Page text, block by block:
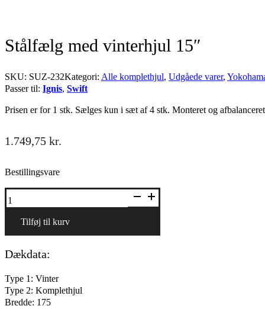
Stålfælg med vinterhjul 15″
SKU: SUZ-232Kategori: Alle komplethjul, Udgåede varer,
Passer til: Ignis, Swift
Prisen er for 1 stk. Sælges kun i sæt af 4 stk. Monteret og
1.749,75 kr.
Bestillingsvare
med
Tilføj til kurv
Dækdata:
Type 1: Vinter
Type 2: Komplethjul
Bredde: 175